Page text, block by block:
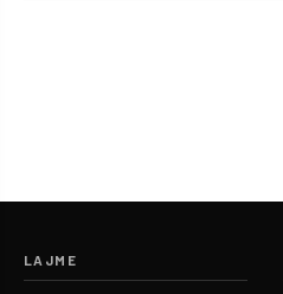
LAJME